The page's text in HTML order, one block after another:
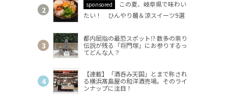
sponsored
この夏、岐阜県で味わい
たい！ ひんやり麺＆涼スイーツ9選
都内屈指の最恐スポット⁉ 数多の祟り
伝説が残る「将門塚」にお参りするっ
てどんな人？
【連載】「酒呑み天国」とまで称され
る横浜髙島屋の和洋酒売場。そのライ
ンナップに注目！